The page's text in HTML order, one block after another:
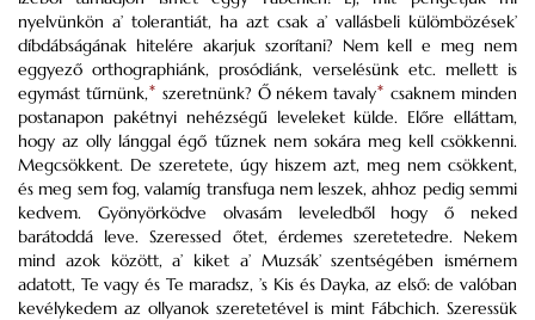
nyelvünkön a’ tolerantiát, ha azt csak a’ vallásbeli külömbözések’
díbdábságának hitelére akarjuk szorítani? Nem kell e meg nem
eggyező orthographiánk, prosódiánk, verselésünk etc. mellett is
egymást tűrnünk,* szeretnünk? Ő nékem tavaly* csaknem minden
postanapon pakétnyi nehézségű leveleket külde. Előre elláttam,
hogy az olly lánggal égő tűznek nem sokára meg kell csökkenni.
Megcsökkent. De szeretete, úgy hiszem azt, meg nem csökkent,
és meg sem fog, valamíg transfuga nem leszek, ahhoz pedig semmi
kedvem. Gyönyörködve olvasám leveledből hogy ő neked
barátoddá leve. Szeressed őtet, érdemes szeretetedre. Nekem
mind azok között, a’ kiket a’ Muzsák’ szentségében ismérnem
adatott, Te vagy és Te maradsz, ’s Kis és Dayka, az első: de valóban
kevélykedem az ollyanok szeretetével is mint Fábchich. Szeressük